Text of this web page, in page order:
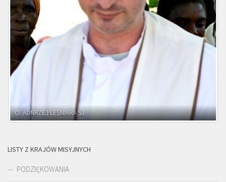
O. ADNRZEJ LEŚNIARA SJ
LISTY Z KRAJÓW MISYJNYCH
PODZIĘKOWANIA